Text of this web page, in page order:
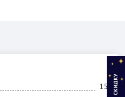
150